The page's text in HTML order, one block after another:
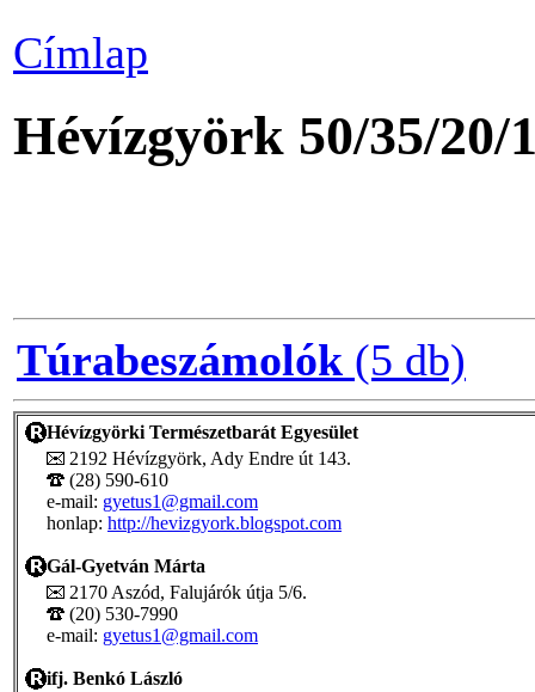
Címlap
Hévízgyörk 50/35/20/
Túrabeszámolók (5 db)
Hévízgyörki Természetbarát Egyesület
2192 Hévízgyörk, Ady Endre út 143.
(28) 590-610
e-mail: gyetus1@gmail.com
honlap: http://hevizgyork.blogspot.com
Gál-Gyetván Márta
2170 Aszód, Falujárók útja 5/6.
(20) 530-7990
e-mail: gyetus1@gmail.com
ifj. Benkó László